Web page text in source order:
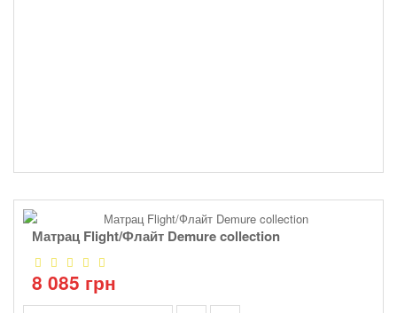
Матрац Flight/Флайт Demure collection
8 085 грн